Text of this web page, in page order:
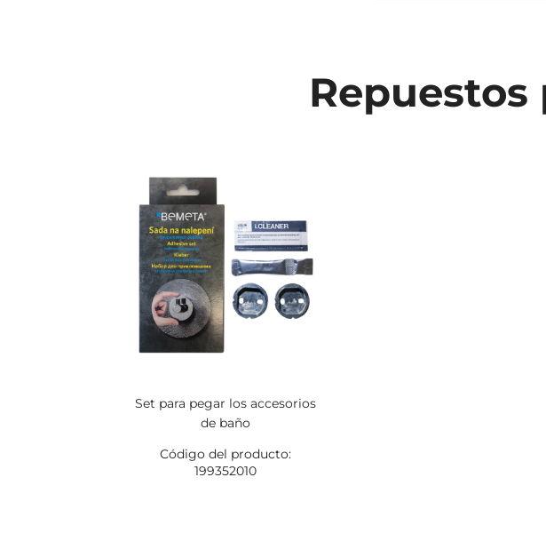
Set para pegar los accesorios
de baño
Código del producto:
199352010